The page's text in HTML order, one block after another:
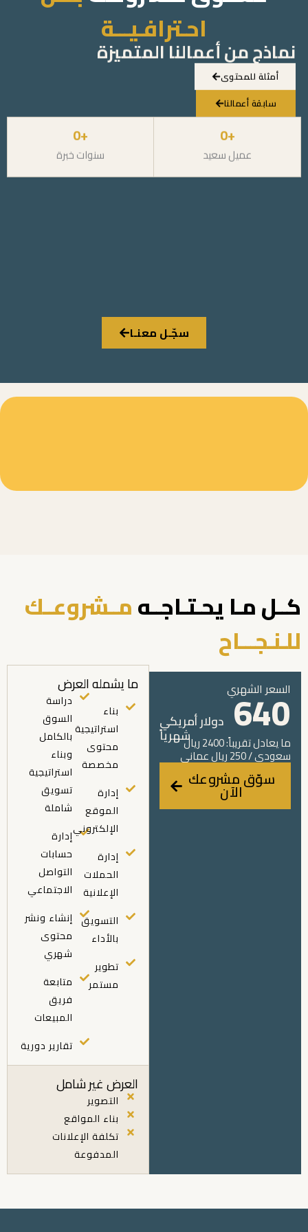
احـترافـيـــة
نماذج من أعمالنا المتميزة
أمثلة للمحتوى
سابقة أعمالنا
سنوات خبرة
0+
عميل سعيد
0+
سجّـل معنـا
كــل مـا يحـتـاجــهمــشروعــك
للـنـجـــاح
ما يشمله العرض
دراسة
السوق
بالكامل
وبناء
استراتيجية
تسويق
شاملة
إدارة
حسابات
التواصل
الاجتماعي
إنشاء ونشر
محتوى
شهري
متابعة
فريق
المبيعات
تقارير دورية
بناء
استراتيجية
محتوى
مخصصة
إدارة
الموقع
الإلكتروني
إدارة
الحملات
الإعلانية
التسويق
بالأداء
تطوير
مستمر
العرض غير شامل
التصوير
بناء المواقع
تكلفة الإعلانات
المدفوعة
السعر الشهري
640 دولار أمريكي
شهرياًما يعادل تقريباً: 2400 ريال
سعودي / 250 ريال عماني
سوّق مشروعك
الآن